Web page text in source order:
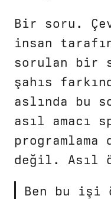
Bir soru.
insan
sorulan bir
şahıs
aslında bu
asıl amacı
değil. Asıl
Ben bu işi